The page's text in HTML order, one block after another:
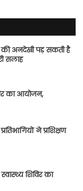
अनदेखी पड़ सकती है
सलाह
का आयोजन,
ने प्रशिक्षण
शिविर का